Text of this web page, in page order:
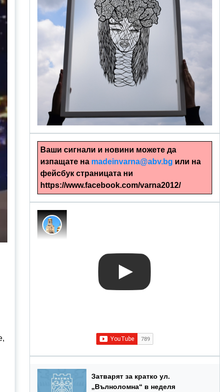
alinapapercut.com
Ръчно изрязани картини
Ваши сигнали и новини можете да
изпащате на madeinvarna@abv.bg или на
фейсбук страницата ни
https://www.facebook.com/varna2012/
Затварят за кратко ул.
„Вълноломна“ в неделя